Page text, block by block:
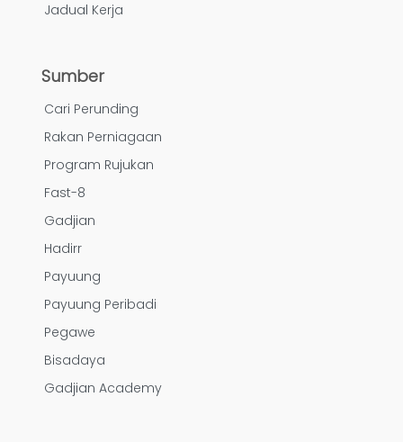
Jadual Kerja
Sumber
Cari Perunding
Rakan Perniagaan
Program Rujukan
Fast-8
Gadjian
Hadirr
Payuung
Payuung Peribadi
Pegawe
Bisadaya
Gadjian Academy